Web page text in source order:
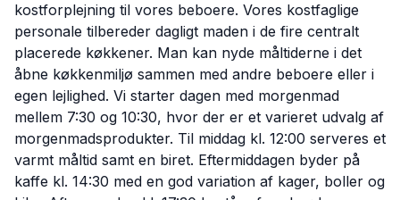
kostforplejning til vores beboere. Vores kostfaglige
personale tilbereder dagligt maden i de fire centralt
placerede køkkener. Man kan nyde måltiderne i det
åbne køkkenmiljø sammen med andre beboere eller i
egen lejlighed. Vi starter dagen med morgenmad
mellem 7:30 og 10:30, hvor der er et varieret udvalg af
morgenmadsprodukter. Til middag kl. 12:00 serveres et
varmt måltid samt en biret. Eftermiddagen byder på
kaffe kl. 14:30 med en god variation af kager, boller og